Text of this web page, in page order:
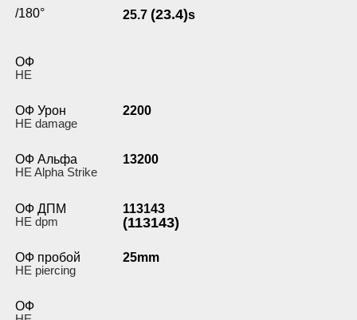
/180° 25.7 (23.4)s
ОФ
HE
ОФ Урон
HE damage
2200
ОФ Альфа
HE Alpha Strike
13200
ОФ ДПМ
HE dpm
113143
(113143)
ОФ пробой
HE piercing
25mm
ОФ